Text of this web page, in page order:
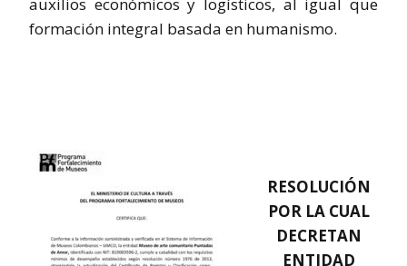
formación integral basada en humanismo.
RESOLUCIÓN
POR LA CUAL
DECRETAN
ENTIDAD